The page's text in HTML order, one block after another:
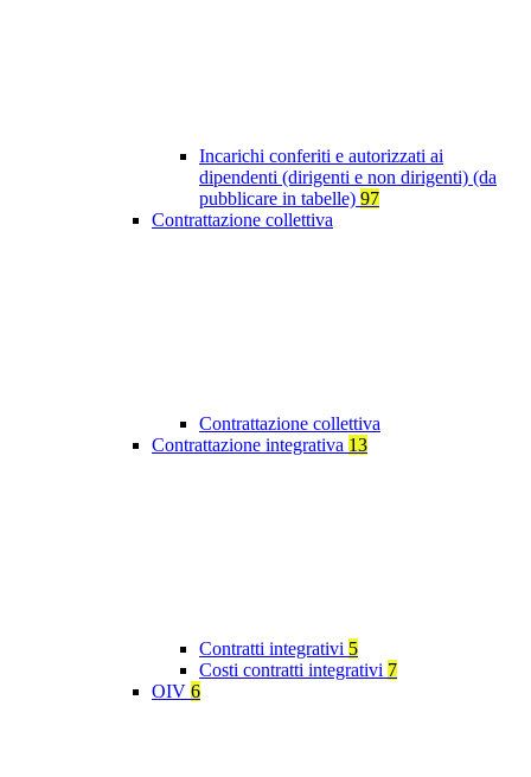
Incarichi conferiti e autorizzati ai
dipendenti (dirigenti e non dirigenti) (da
pubblicare in tabelle) 97
Contrattazione collettiva
Contrattazione collettiva
Contrattazione integrativa 13
Contratti integrativi 5
Costi contratti integrativi 7
OIV 6